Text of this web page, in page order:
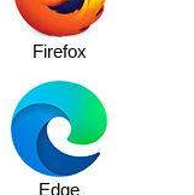
Firefox
Edge